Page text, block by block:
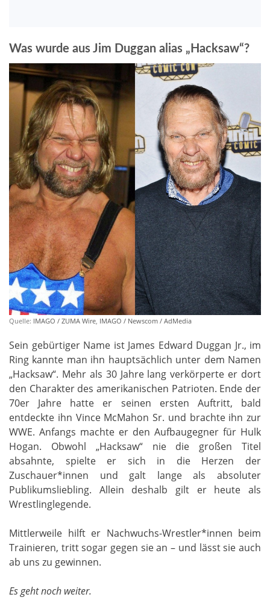
Was wurde aus Jim Duggan alias „Hacksaw“?
Quelle: IMAGO / ZUMA Wire, IMAGO / Newscom / AdMedia
Sein gebürtiger Name ist James Edward Duggan Jr., im
Ring kannte man ihn hauptsächlich unter dem Namen
„Hacksaw“. Mehr als 30 Jahre lang verkörperte er dort
den Charakter des amerikanischen Patrioten. Ende der
70er Jahre hatte er seinen ersten Auftritt, bald
entdeckte ihn Vince McMahon Sr. und brachte ihn zur
WWE. Anfangs machte er den Aufbaugegner für Hulk
Hogan. Obwohl „Hacksaw“ nie die großen Titel
absahnte, spielte er sich in die Herzen der
Zuschauer*innen und galt lange als absoluter
Publikumsliebling. Allein deshalb gilt er heute als
Wrestlinglegende.
Mittlerweile hilft er Nachwuchs-Wrestler*innen beim
Trainieren, tritt sogar gegen sie an – und lässt sie auch
ab uns zu gewinnen.
Es geht noch weiter.